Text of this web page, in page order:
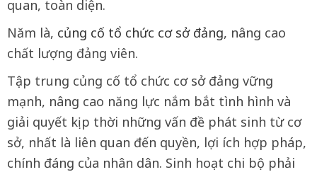
quan, toàn diện.
Năm là, củng cố tổ chức cơ sở đảng, nâng cao
chất lượng đảng viên.
Tập trung củng cố tổ chức cơ sở đảng vững
mạnh, nâng cao năng lực nắm bắt tình hình và
giải quyết kịp thời những vấn đề phát sinh từ cơ
sở, nhất là liên quan đến quyền, lợi ích hợp pháp,
chính đáng của nhân dân. Sinh hoạt chi bộ phải